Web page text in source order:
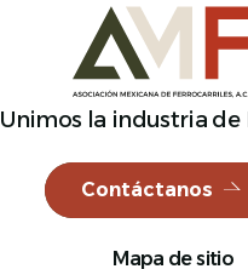
Unimos la industria de
Contáctanos
Mapa de sitio